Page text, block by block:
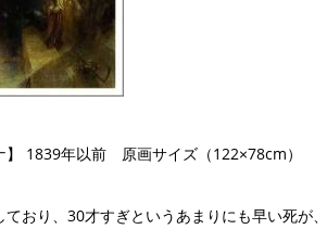
】 1839年以前 原画サイズ（122×78cm）
おり、30才すぎというあまりにも早い死が